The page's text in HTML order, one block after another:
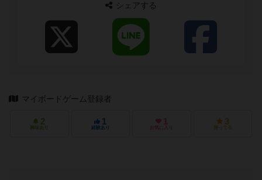
シェアする
マイボードゲーム登録者
2
興味あり
1
経験あり
1
お気に入り
3
持ってる